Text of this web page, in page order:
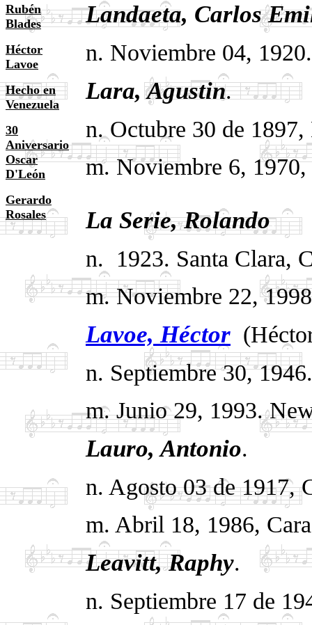
Rubén
Blades
Héctor
Lavoe
Hecho en
Venezuela
30
Aniversario
Oscar
D'León
Gerardo
Rosales
Landaeta, Carlos
n. Noviembre 04,
Lara, Agustin.
n. Octubre 30 de
m. Noviembre 6,
La Serie, Rolando.
n. 1923. Santa Clara,
m. Noviembre 22,
Lavoe, Héctor
n. Septiembre 30,
m. Junio 29, 1993.
Lauro, Antonio.
n. Agosto 03 de 1917,
m. Abril 18, 1986,
Leavitt,Raphy.
n. Septiembre 17 de